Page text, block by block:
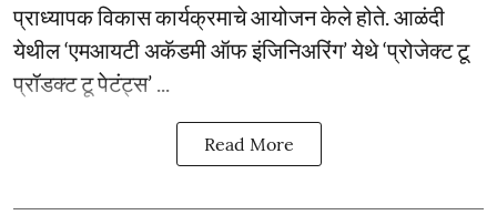
प्राध्यापक विकास कार्यक्रमाचे आयोजन केले होते. आळंदी
येथील ‘एमआयटी अकॅडमी ऑफ इंजिनिअरिंग’ येथे ‘प्रोजेक्ट टू
प्रॉडक्ट टू पेटंट्स’ ...
Read More